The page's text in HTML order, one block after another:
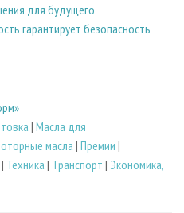
для будущего
гарантирует безопасность
| Масла для
масла | Премии |
| Техника | Транспорт | Экономика,